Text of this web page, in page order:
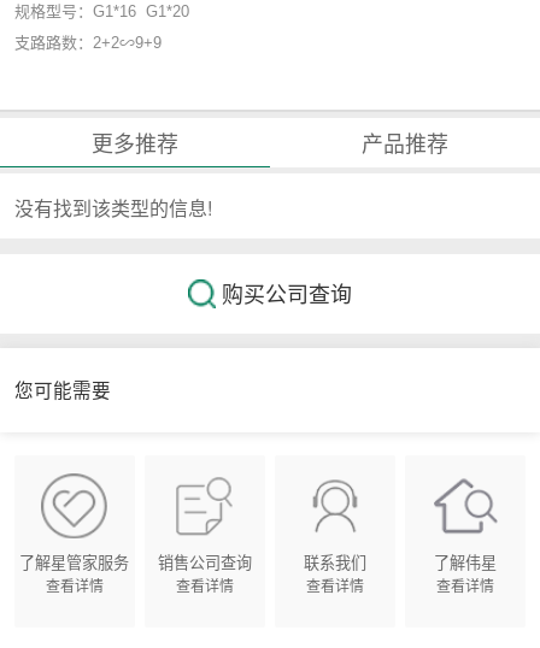
规格型号：G1*16 G1*20
支路路数：2+2∽9+9
更多推荐 产品推荐
没有找到该类型的信息!
购买公司查询
您可能需要
了解星管家服务
查看详情
销售公司查询
查看详情
联系我们
查看详情
了解伟星
查看详情